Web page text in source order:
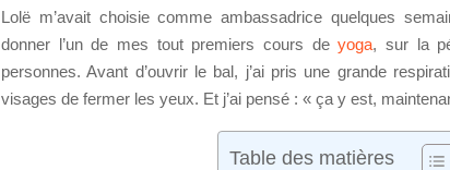
Lolë m’avait choisie comme ambassadrice quelques
donner l’un de mes tout premiers cours deyoga, sur la
personnes. Avant d’ouvrir le bal, j’ai pris une grande
visages de fermer les yeux. Et j’ai pensé : « ça y est,
Table des matières